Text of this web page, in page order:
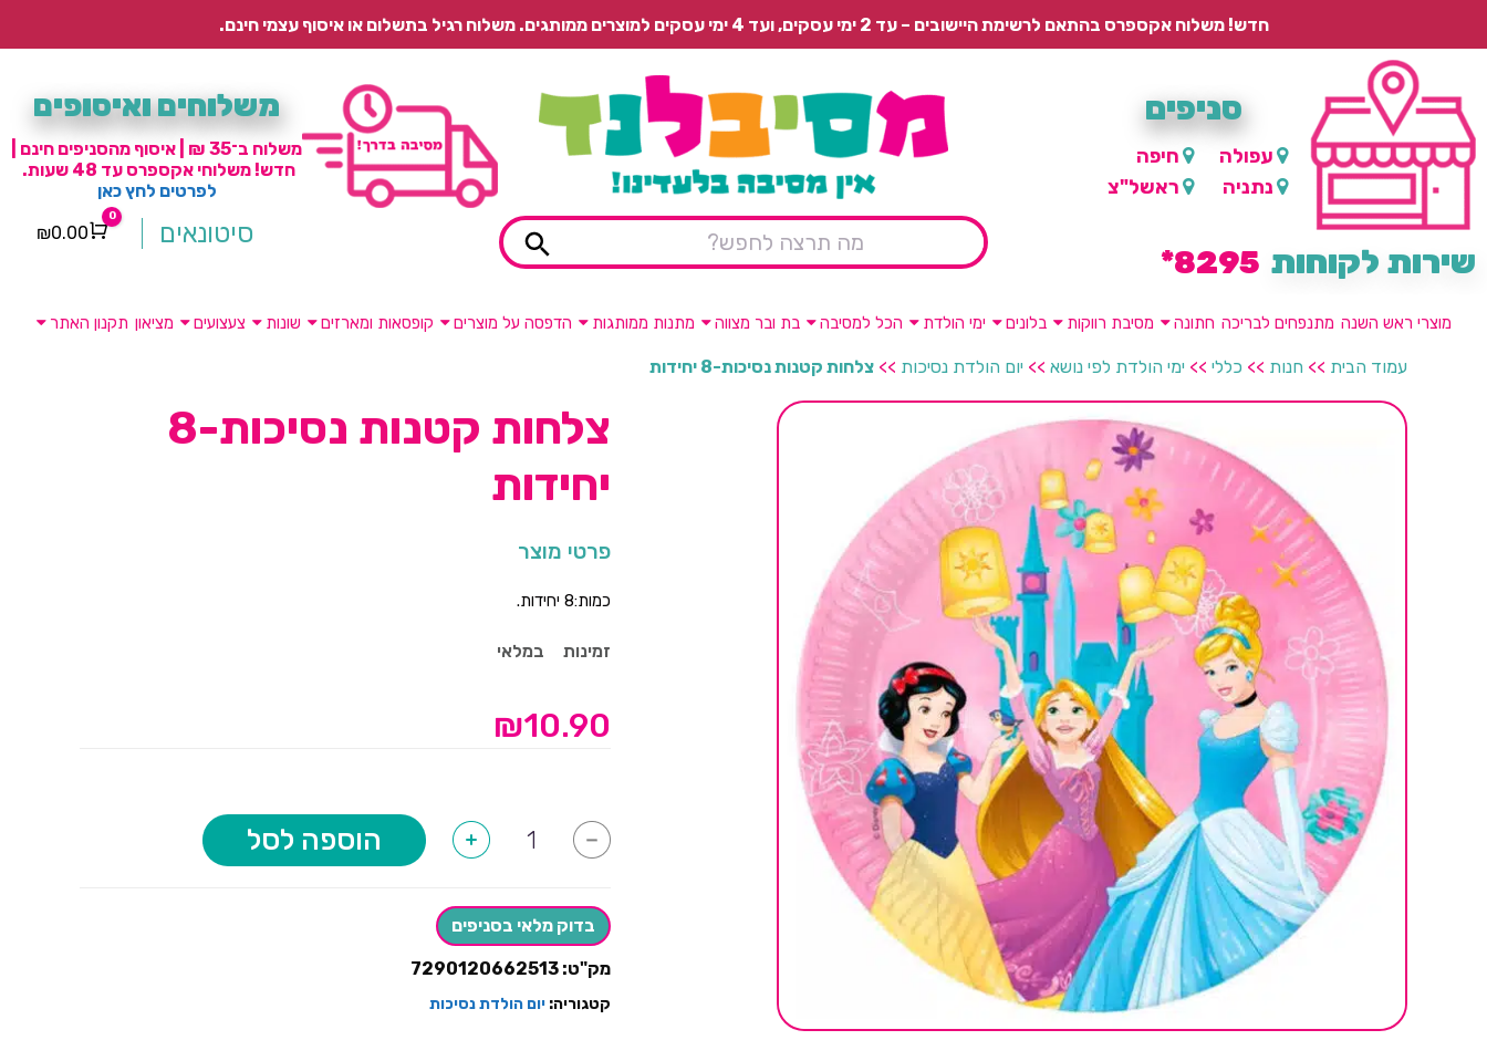
חדש! משלוח אקספרס בהתאם לרשימת היישובים – עד 2 ימי עסקים, ועד 4 ימי עסקים למוצרים ממותגים. משלוח רגיל בתשלום או איסוף עצמי חינם.
סניפים
עפולה
חיפה
נתניה
ראשל"צ
שירות לקוחות 8295*
משלוחים ואיסופים
משלוח ב־35 ₪ | איסוף מהסניפים חינם |
חדש! משלוחי אקספרס עד 48 שעות.
לפרטים לחץ כאן
סיטונאים Cart
0
₪0.00
מוצרי ראש השנה מתנפחים לבריכה חתונה מסיבת רווקות בלונים ימי הולדת הכל למסיבה בת ובר מצווה מתנות ממותגות הדפסה על מוצרים קופסאות ומארזים שונות צעצועים מציאון תקנון האתר
עמוד הבית >> חנות >> כללי >> ימי הולדת לפי נושא >> יום הולדת נסיכות >> צלחות קטנות נסיכות-8 יחידות
צלחות קטנות נסיכות-8
יחידות
פרטי מוצר
כמות:8 יחידות.
זמינות במלאי
₪10.90
-
של
יחידות
+ הוספה לסל
בדוק מלאי בסניפים
מק"ט: 7290120662513
קטגוריה: יום הולדת נסיכות